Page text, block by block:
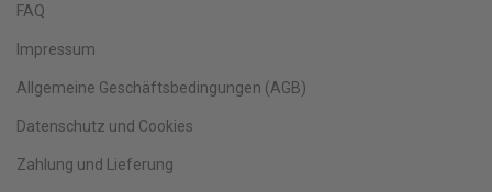
FAQ
Impressum
Allgemeine Geschäftsbedingungen (AGB)
Datenschutz und Cookies
Zahlung und Lieferung